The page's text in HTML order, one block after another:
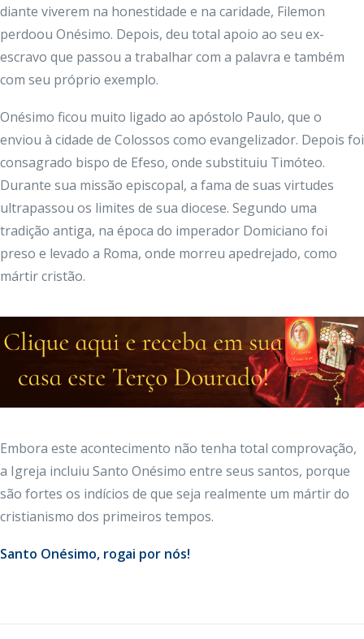
diante viverem na honestidade e na caridade, Filemon
perdoou Onésimo. Depois, deu total apoio ao seu ex-
escravo que passou a trabalhar com a palavra e também
com seu próprio exemplo.
Onésimo ficou muito ligado ao apóstolo Paulo, que o
enviou à cidade de Colossos como evangelizador. Depois foi
consagrado bispo de Efeso, onde substituiu Timóteo.
Durante sua missão episcopal, a fama de suas virtudes
ultrapassou os limites de sua diocese. Segundo uma
tradição antiga, na época do imperador Domiciano foi
preso e levado a Roma, onde morreu apedrejado, como
mártir cristão.
Embora este acontecimento não tenha total comprovação,
a Igreja incluiu Santo Onésimo entre seus santos, porque
são fortes os indícios de que seja realmente um mártir do
cristianismo dos primeiros tempos.
Santo Onésimo, rogai por nós!